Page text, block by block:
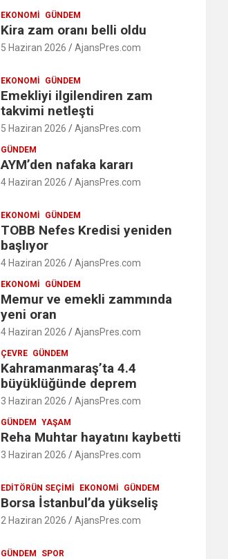
EKONOMI GÜNDEM
Kira zam oranı belli oldu
5 Haziran 2026 AjansPres.com
EKONOMI GÜNDEM
Emekliyi ilgilendiren zam
takvimi netleşti
5 Haziran 2026 AjansPres.com
GÜNDEM
AYM’den nafaka kararı
4 Haziran 2026 AjansPres.com
EKONOMI GÜNDEM
TOBB Nefes Kredisi yeniden
başlıyor
4 Haziran 2026 AjansPres.com
EKONOMI GÜNDEM
Memur ve emekli zammında
yeni oran
4 Haziran 2026 AjansPres.com
ÇEVRE GÜNDEM
Kahramanmaraş’ta 4.4
büyüklüğünde deprem
3 Haziran 2026 AjansPres.com
GÜNDEM YAŞAM
Reha Muhtar hayatını kaybetti
3 Haziran 2026 AjansPres.com
EDITÖRÜN SEÇIMI EKONOMI GÜNDEM
Borsa İstanbul’da yükseliş
2 Haziran 2026 AjansPres.com
GÜNDEM SPOR